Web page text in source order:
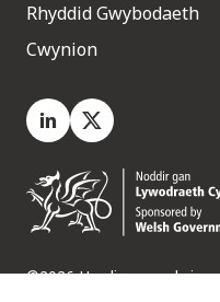
Rhyddid Gwybodaeth
Cwynion
LinkedIn
X.com
©2026 Hawliau a gedwir